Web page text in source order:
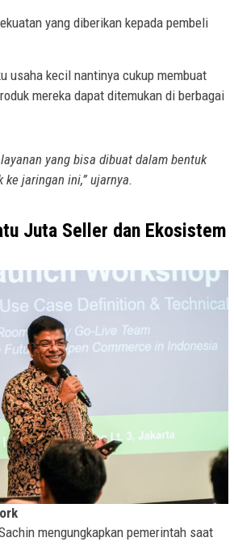
yang diberikan kepada pembeli
usaha kecil nantinya cukup membuat
mereka dapat ditemukan di berbagai
yang bisa dibuat dalam bentuk
jaringan ini,” ujarnya.
Juta Seller dan Ekosistem
mengungkapkan pemerintah saat